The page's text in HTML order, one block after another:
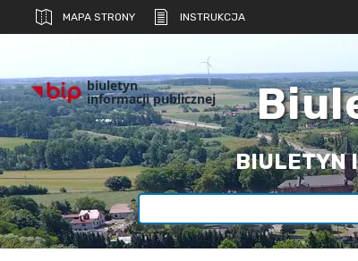
MAPA STRONY INSTRUKCJA
biuletyn
informacji publicznej
BIULETYN